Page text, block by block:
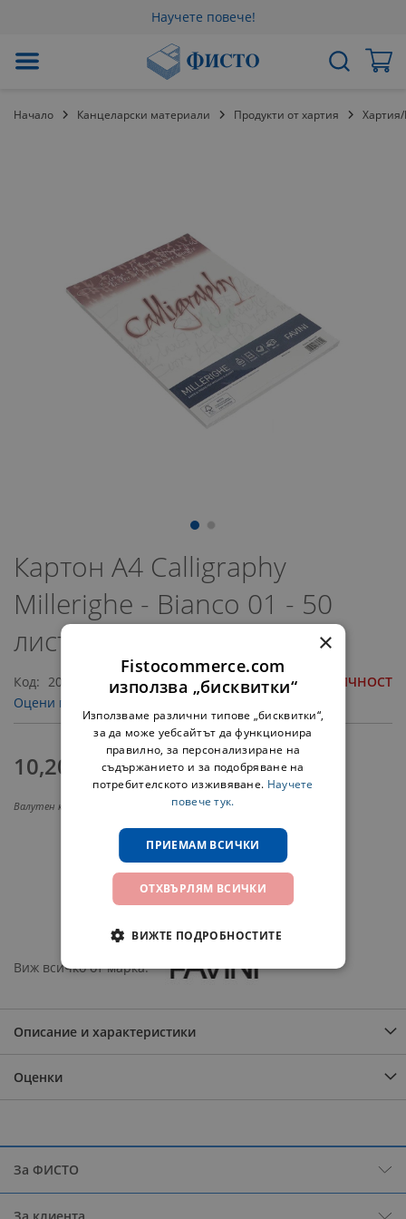
Научете повече!
към
Търсене
Начало Канцеларски материали Продукти от хартия
Картон А4 Calligraphy
Millerighe - Bianco 01 - 50
листа
НЯМА НАЛИЧНОСТ
Код
20552
Оцени продукта
10,20 € ‎/‎19,95 лв.
Валутен курс: 1 EUR = 1.95583 BGN
Добави за сравнение
Сподели
Виж всичко от марка
към
началото
на
галерия
снимки
Описание и характеристики
Оценки
За ФИСТО
×
Fistocommerce.com
използва „бисквитки“
Използваме различни типове „бисквитки“,
за да може уебсайтът да функционира
правилно, за персонализиране на
съдържанието и за подобряване на
потребителското изживяване. Научете
повече тук.
ПРИЕМАМ ВСИЧКИ
ОТХВЪРЛЯМ ВСИЧКИ
ВИЖТЕ ПОДРОБНОСТИТЕ